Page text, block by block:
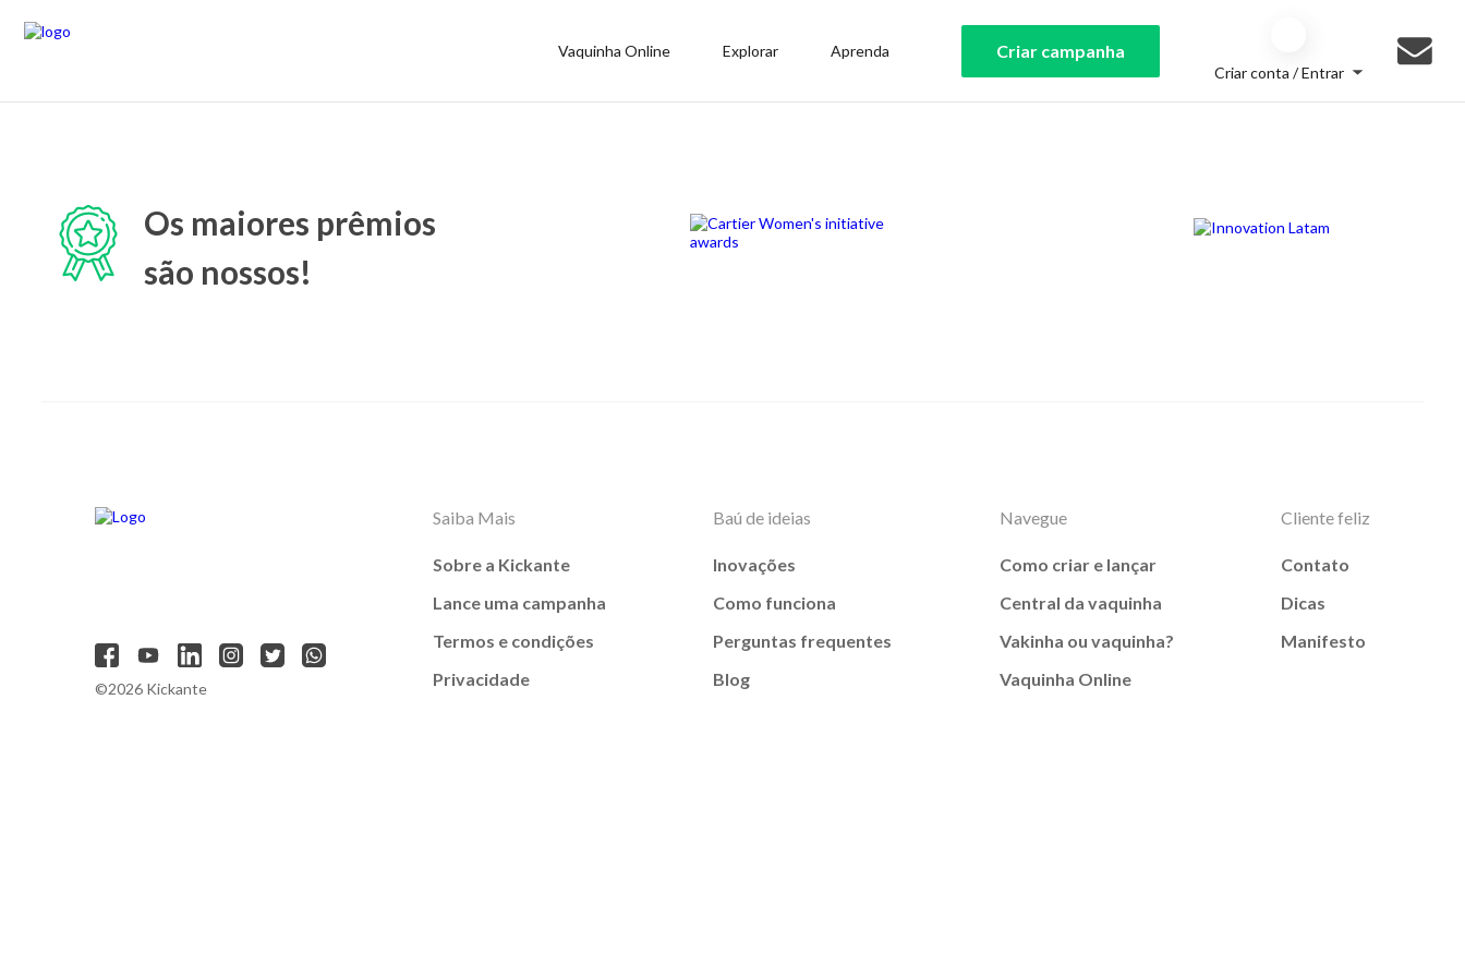
Vaquinha Online Explorar Aprenda Criar campanha
Criar conta / Entrar
Os maiores prêmios
são nossos!
©2026 Kickante
Saiba Mais
Sobre a Kickante
Lance uma campanha
Termos e condições
Privacidade
Baú de ideias
Inovações
Como funciona
Perguntas frequentes
Blog
Navegue
Como criar e lançar
Central da vaquinha
Vakinha ou vaquinha?
Vaquinha Online
Cliente feliz
Contato
Dicas
Manifesto